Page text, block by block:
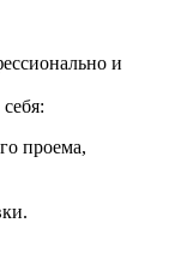
и
проема,